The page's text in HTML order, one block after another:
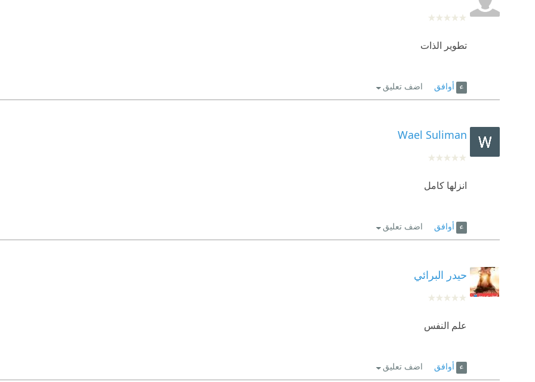
تطوير الذات
أوافق اضف تعليق
Wael Suliman
انزلها كامل
أوافق اضف تعليق
حيدر البرائي
علم النفس
أوافق اضف تعليق